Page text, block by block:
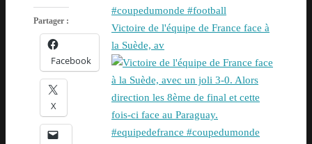
Partager :
Facebook
X
Victoire de l'équipe de France face à
la Suède, av